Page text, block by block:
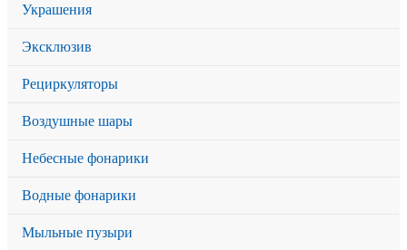
Украшения
Эксклюзив
Рециркуляторы
Воздушные шары
Небесные фонарики
Водные фонарики
Мыльные пузыри